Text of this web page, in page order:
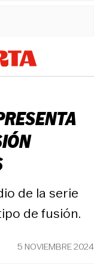
de la serie
de fusión.
5 NOVIEMBRE 2024